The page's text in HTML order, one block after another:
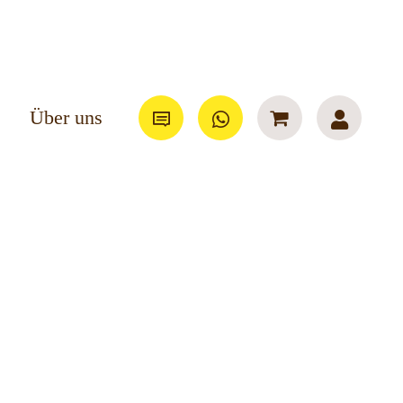
Über uns